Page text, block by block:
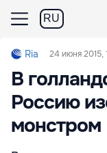
RU
Ria 24 июня 2015,
В
Россию
монстром